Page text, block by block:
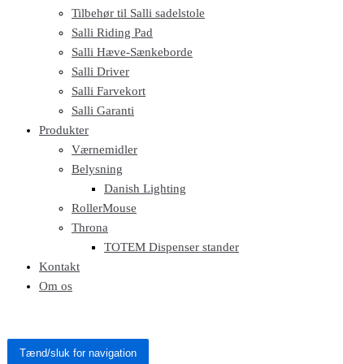
Tilbehør til Salli sadelstole
Salli Riding Pad
Salli Hæve-Sænkeborde
Salli Driver
Salli Farvekort
Salli Garanti
Produkter
Værnemidler
Belysning
Danish Lighting
RollerMouse
Throna
TOTEM Dispenser stander
Kontakt
Om os
Tænd/sluk for navigation